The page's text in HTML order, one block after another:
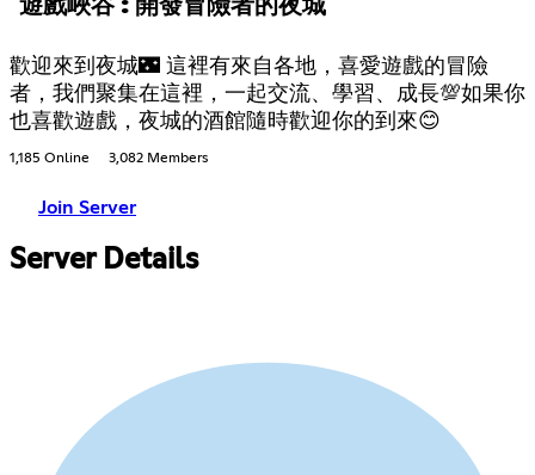
遊戲峽谷 : 開發冒險者的夜城
歡迎來到夜城🌃 這裡有來自各地，喜愛遊戲的冒險
者，我們聚集在這裡，一起交流、學習、成長💯如果你
也喜歡遊戲，夜城的酒館隨時歡迎你的到來😊
1,185 Online 3,082 Members
Join Server
Server Details